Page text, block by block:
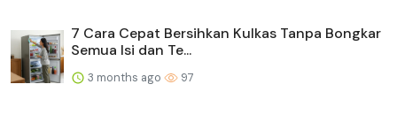
7 Cara Cepat Bersihkan Kulkas Tanpa Bongkar
Semua Isi dan Te...
3 months ago 97